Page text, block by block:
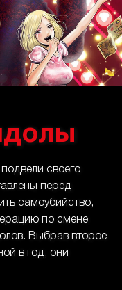
своего
перед
самоубийство,
по смене
Выбрав второе
в год, они